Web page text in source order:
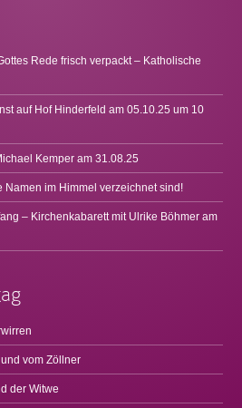
Rede frisch verpackt – Katholische
auf Hof Hinderfeld am 05.10.25 um 10
Kemper am 31.08.25
Namen im Himmel verzeichnet sind!
– Kirchenkabarett mit Ulrike Böhmer am
vom Zöllner
der Witwe